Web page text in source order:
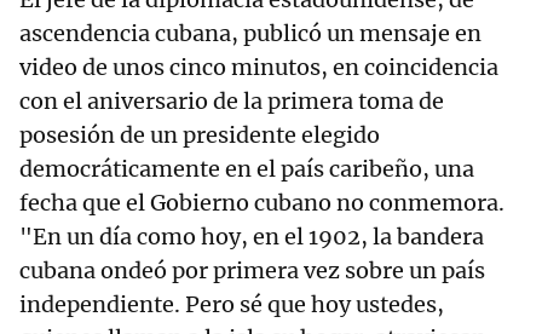
ascendencia cubana, publicó un mensaje en
video de unos cinco minutos, en coincidencia
con el aniversario de la primera toma de
posesión de un presidente elegido
democráticamente en el país caribeño, una
fecha que el Gobierno cubano no conmemora.
"En un día como hoy, en el 1902, la bandera
cubana ondeó por primera vez sobre un país
independiente. Pero sé que hoy ustedes,